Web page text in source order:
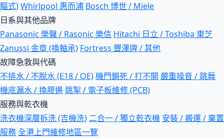
驅式)Whirlpool 惠而浦 Bosch 博世 / Miele
日系與其他品牌
Panasonic 樂聲 / Rasonic 樂信 Hitachi 日立 / Toshiba 東芝
Zanussi 金章 (換軸承) Fortress 豐澤牌 / 其他
故障急救與代碼
不排水 / 不脫水 (E18 / OE)機門鎖死 / 打不開 嚴重噪音 / 跳舞
機底漏水 / 換膠邊跳掣 / 電子板維修 (PCB)
服務與乾衣機
洗衣機深層拆洗 (吉機洗) 二合一 / 獨立乾衣機 安裝 / 搬運 / 棄置
服務全港上門維修地區一覽